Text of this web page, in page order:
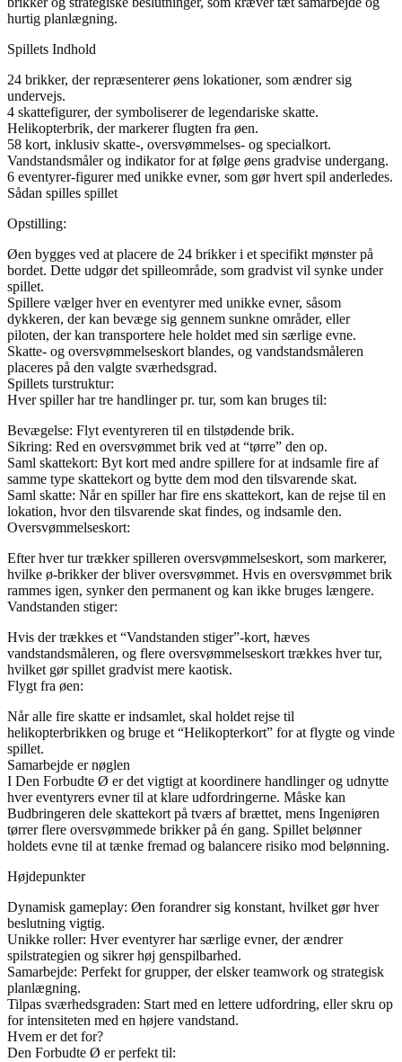
hurtig planlægning.
Spillets Indhold
24 brikker, der repræsenterer øens lokationer, som ændrer sig
undervejs.
4 skattefigurer, der symboliserer de legendariske skatte.
Helikopterbrik, der markerer flugten fra øen.
58 kort, inklusiv skatte-, oversvømmelses- og specialkort.
Vandstandsmåler og indikator for at følge øens gradvise undergang.
6 eventyrer-figurer med unikke evner, som gør hvert spil anderledes.
Sådan spilles spillet
Opstilling:
Øen bygges ved at placere de 24 brikker i et specifikt mønster på
bordet. Dette udgør det spilleområde, som gradvist vil synke under
spillet.
Spillere vælger hver en eventyrer med unikke evner, såsom
dykkeren, der kan bevæge sig gennem sunkne områder, eller
piloten, der kan transportere hele holdet med sin særlige evne.
Skatte- og oversvømmelseskort blandes, og vandstandsmåleren
placeres på den valgte sværhedsgrad.
Spillets turstruktur:
Hver spiller har tre handlinger pr. tur, som kan bruges til:
Bevægelse: Flyt eventyreren til en tilstødende brik.
Sikring: Red en oversvømmet brik ved at “tørre” den op.
Saml skattekort: Byt kort med andre spillere for at indsamle fire af
samme type skattekort og bytte dem mod den tilsvarende skat.
Saml skatte: Når en spiller har fire ens skattekort, kan de rejse til en
lokation, hvor den tilsvarende skat findes, og indsamle den.
Oversvømmelseskort:
Efter hver tur trækker spilleren oversvømmelseskort, som markerer,
hvilke ø-brikker der bliver oversvømmet. Hvis en oversvømmet brik
rammes igen, synker den permanent og kan ikke bruges længere.
Vandstanden stiger:
Hvis der trækkes et “Vandstanden stiger”-kort, hæves
vandstandsmåleren, og flere oversvømmelseskort trækkes hver tur,
hvilket gør spillet gradvist mere kaotisk.
Flygt fra øen:
Når alle fire skatte er indsamlet, skal holdet rejse til
helikopterbrikken og bruge et “Helikopterkort” for at flygte og vinde
spillet.
Samarbejde er nøglen
I Den Forbudte Ø er det vigtigt at koordinere handlinger og udnytte
hver eventyrers evner til at klare udfordringerne. Måske kan
Budbringeren dele skattekort på tværs af brættet, mens Ingeniøren
tørrer flere oversvømmede brikker på én gang. Spillet belønner
holdets evne til at tænke fremad og balancere risiko mod belønning.
Højdepunkter
Dynamisk gameplay: Øen forandrer sig konstant, hvilket gør hver
beslutning vigtig.
Unikke roller: Hver eventyrer har særlige evner, der ændrer
spilstrategien og sikrer høj genspilbarhed.
Samarbejde: Perfekt for grupper, der elsker teamwork og strategisk
planlægning.
Tilpas sværhedsgraden: Start med en lettere udfordring, eller skru op
for intensiteten med en højere vandstand.
Hvem er det for?
Den Forbudte Ø er perfekt til: